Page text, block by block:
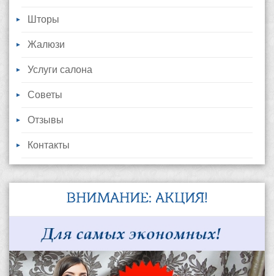
Шторы
Жалюзи
Услуги салона
Советы
Отзывы
Контакты
ВНИМАНИЕ: АКЦИЯ!